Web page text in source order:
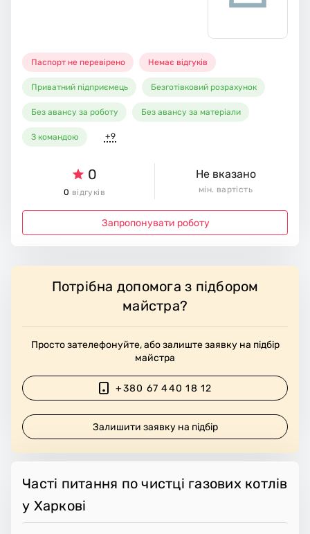
Паспорт не перевірено Немає відгуків
Приватний підприємець Безготівковий розрахунок
Без авансу за роботу Без авансу за матеріали
З командою +9
0
0 відгуків
Не вказано
мін. вартість
Запропонувати роботу
Потрібна допомога з підбором
майстра?
Просто зателефонуйте, або залиште заявку на підбір
майстра
+380 67 440 18 12
Залишити заявку на підбір
Часті питання по чистці газових котлів
у Харкові